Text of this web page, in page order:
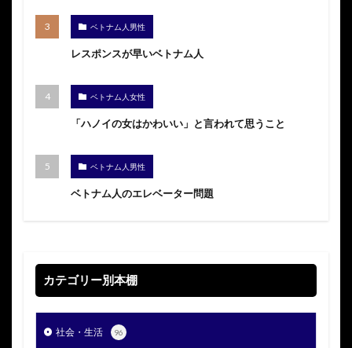
ベトナム人男性
レスポンスが早いベトナム人
ベトナム人女性
「ハノイの女はかわいい」と言われて思うこと
ベトナム人男性
ベトナム人のエレベーター問題
カテゴリー別本棚
社会・生活 96